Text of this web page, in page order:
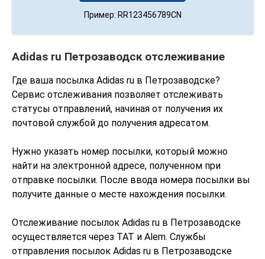
Пример: RR123456789CN
Adidas ru Петрозаводск отслеживание
Где ваша посылка Adidas ru в Петрозаводске?
Сервис отслеживания позволяет отслеживать
статусы отправлений, начиная от получения их
почтовой службой до получения адресатом.
Нужно указать номер посылки, который можно
найти на электронной адресе, полученном при
отправке посылки. После ввода номера посылки вы
получите данные о месте нахождения посылки.
Отслеживание посылок Adidas ru в Петрозаводске
осуществляется через TAT и Alem. Службы
отправления посылок Adidas ru в Петрозаводске